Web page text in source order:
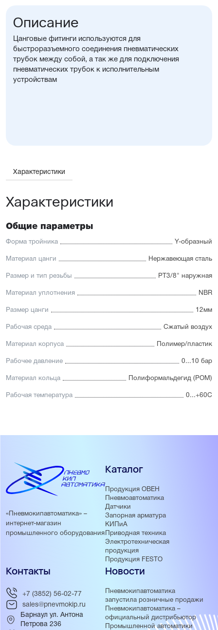
Описание
Цанговые фитинги используются для
быстроразъемного соединения пневматических
трубок между собой, а так же для подключения
пневматических трубок к исполнительным
устройствам
Характеристики
Характеристики
Общие параметры
Форма тройника Y-образный
Материал цанги Нержавеющая сталь
Размер и тип резьбы PT3/8" наружная
Материал уплотнения NBR
Размер цанги 12мм
Рабочая среда Сжатый воздух
Материал корпуса Полимер/пластик
Рабочее давление 0...10 бар
Материал кольца Полиформальдегид (POM)
Рабочая температура 0...+60С
«Пневмокипавтоматика» –
интернет-магазин
промышленного оборудования
Каталог
Продукция ОВЕН
Пневмоавтоматика
Датчики
Запорная арматура
КИПиА
Приводная техника
Электротехническая
продукция
Продукция FESTO
Новости
Пневмокипавтоматика
запустила розничные продажи
Пневмокипавтоматика –
официальный дистрибьютор
Промышленной автоматики
Контакты
+7 (3852) 56-02-77
sales@pnevmokip.ru
Барнаул ул. Антона
Петрова 236